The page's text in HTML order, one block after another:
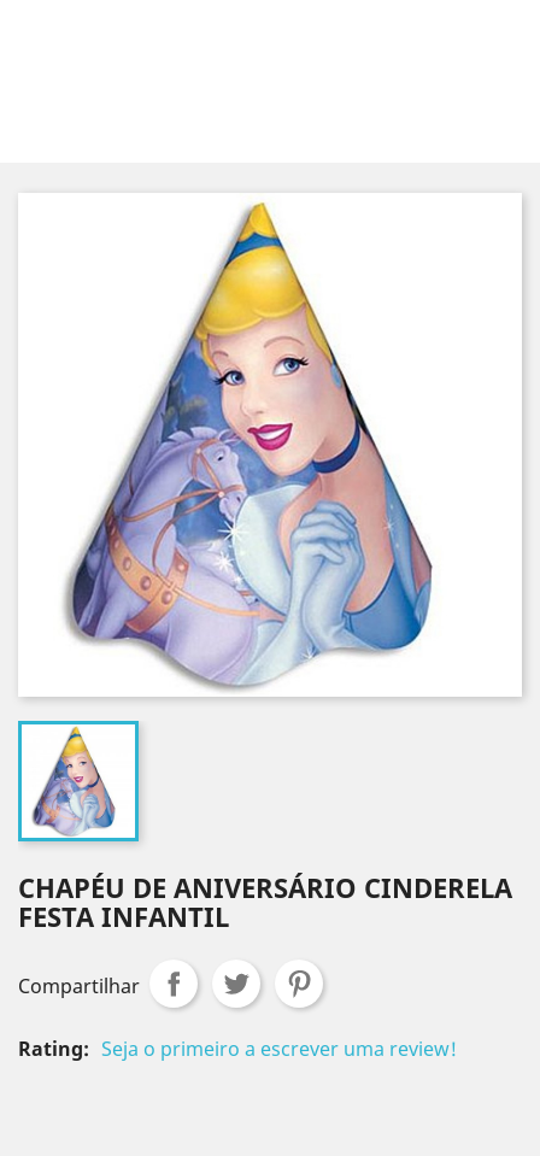
CHAPÉU DE ANIVERSÁRIO CINDERELA
FESTA INFANTIL
Compartilhar
Rating: Seja o primeiro a escrever uma review!